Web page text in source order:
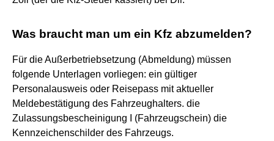
Was braucht man um ein Kfz abzumelden?
Für die Außerbetriebsetzung (Abmeldung) müssen
folgende Unterlagen vorliegen: ein gültiger
Personalausweis oder Reisepass mit aktueller
Meldebestätigung des Fahrzeughalters. die
Zulassungsbescheinigung I (Fahrzeugschein) die
Kennzeichenschilder des Fahrzeugs.